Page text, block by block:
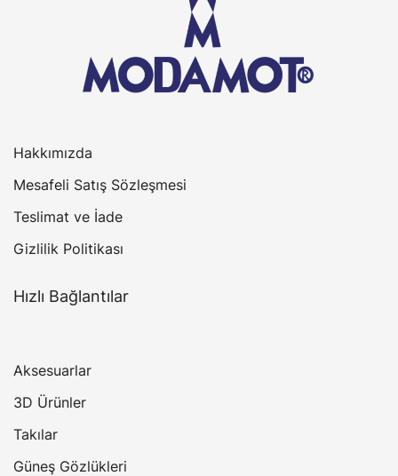
Hakkımızda
Mesafeli Satış Sözleşmesi
Teslimat ve İade
Gizlilik Politikası
Hızlı Bağlantılar
Aksesuarlar
3D Ürünler
Takılar
Güneş Gözlükleri